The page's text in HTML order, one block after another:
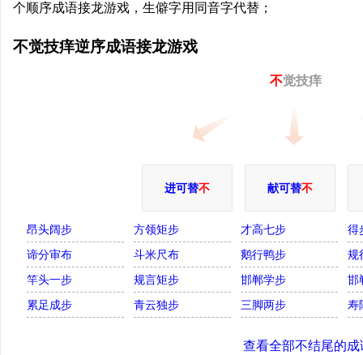
个顺序成语接龙游戏，生僻字用同音字代替；
不觉技痒逆序成语接龙游戏
不觉技痒
进可替不 献可替不
昂头阔步 方领矩步 才高七步
得
谛分审布
斗米尺布 鹅行鸭步
规
竿头一步
规言矩步 邯郸学步
邯
累足成步
青云独步 三脚两步 寿
查看全部不结尾的成